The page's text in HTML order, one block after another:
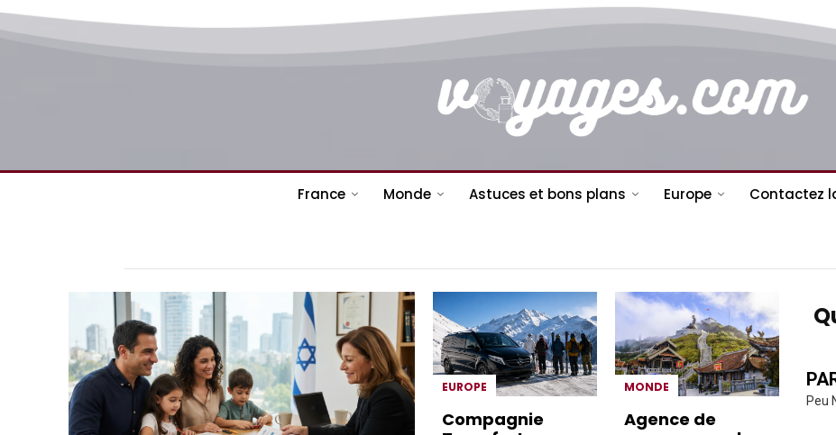
France Monde Astuces et bons plans Europe Contactez
EUROPE
Compagnie
MONDE
Agence de
Peu